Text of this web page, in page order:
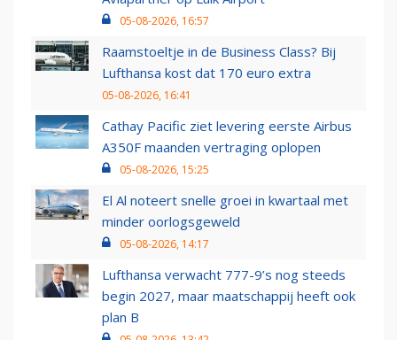
05-08-2026, 16:57
Raamstoeltje in de Business Class? Bij
Lufthansa kost dat 170 euro extra
05-08-2026, 16:41
Cathay Pacific ziet levering eerste Airbus
A350F maanden vertraging oplopen
05-08-2026, 15:25
El Al noteert snelle groei in kwartaal met
minder oorlogsgeweld
05-08-2026, 14:17
Lufthansa verwacht 777-9’s nog steeds
begin 2027, maar maatschappij heeft ook
plan B